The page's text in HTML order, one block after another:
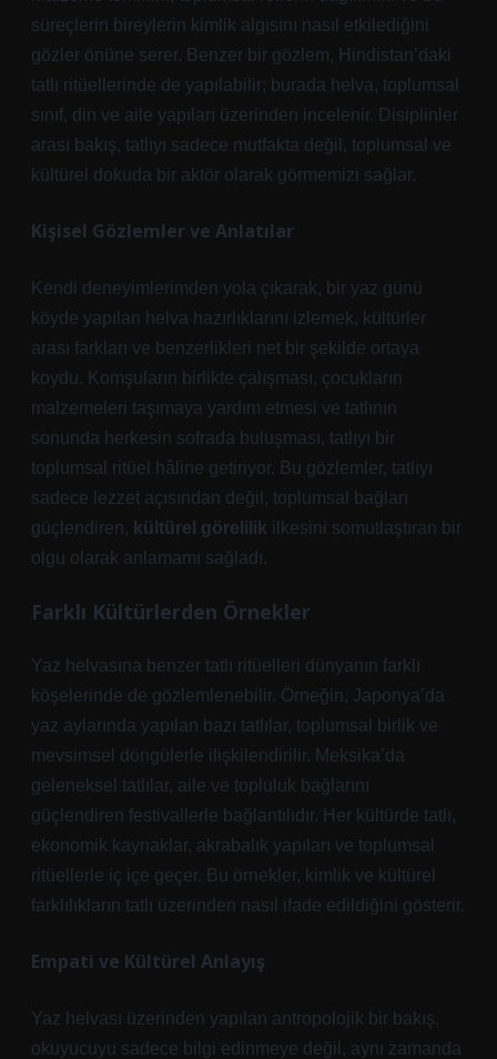
süreçlerin bireylerin kimlik algısını nasıl etkilediğini
gözler önüne serer. Benzer bir gözlem, Hindistan’daki
tatlı ritüellerinde de yapılabilir; burada helva, toplumsal
sınıf, din ve aile yapıları üzerinden incelenir. Disiplinler
arası bakış, tatlıyı sadece mutfakta değil, toplumsal ve
kültürel dokuda bir aktör olarak görmemizi sağlar.
Kişisel Gözlemler ve Anlatılar
Kendi deneyimlerimden yola çıkarak, bir yaz günü
köyde yapılan helva hazırlıklarını izlemek, kültürler
arası farkları ve benzerlikleri net bir şekilde ortaya
koydu. Komşuların birlikte çalışması, çocukların
malzemeleri taşımaya yardım etmesi ve tatlının
sonunda herkesin sofrada buluşması, tatlıyı bir
toplumsal ritüel hâline getiriyor. Bu gözlemler, tatlıyı
sadece lezzet açısından değil, toplumsal bağları
güçlendiren, kültürel görelilik ilkesini somutlaştıran bir
olgu olarak anlamamı sağladı.
Farklı Kültürlerden Örnekler
Yaz helvasına benzer tatlı ritüelleri dünyanın farklı
köşelerinde de gözlemlenebilir. Örneğin, Japonya’da
yaz aylarında yapılan bazı tatlılar, toplumsal birlik ve
mevsimsel döngülerle ilişkilendirilir. Meksika’da
geleneksel tatlılar, aile ve topluluk bağlarını
güçlendiren festivallerle bağlantılıdır. Her kültürde tatlı,
ekonomik kaynaklar, akrabalık yapıları ve toplumsal
ritüellerle iç içe geçer. Bu örnekler, kimlik ve kültürel
farklılıkların tatlı üzerinden nasıl ifade edildiğini gösterir.
Empati ve Kültürel Anlayış
Yaz helvası üzerinden yapılan antropolojik bir bakış,
okuyucuyu sadece bilgi edinmeye değil, aynı zamanda